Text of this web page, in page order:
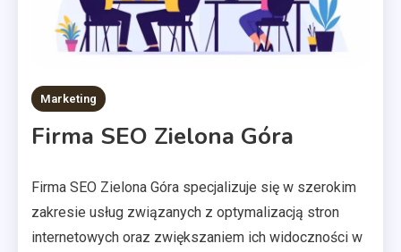
Marketing
Firma SEO Zielona Góra
Firma SEO Zielona Góra specjalizuje się w szerokim
zakresie usług związanych z optymalizacją stron
internetowych oraz zwiększaniem ich widoczności w